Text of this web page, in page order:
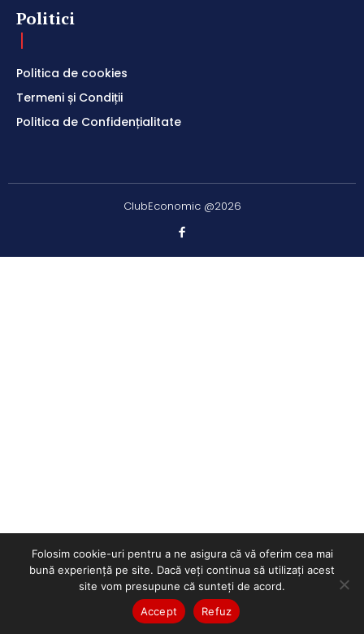
Politici
Politica de cookies
Termeni și Condiții
Politica de Confidențialitate
ClubEconomic @2026
Folosim cookie-uri pentru a ne asigura că vă oferim cea mai
bună experiență pe site. Dacă veți continua să utilizați acest
site vom presupune că sunteți de acord.
Accept
Refuz